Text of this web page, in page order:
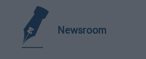
Newsroom